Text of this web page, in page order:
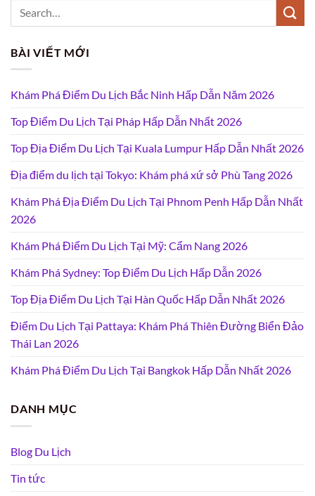
BÀI VIẾT MỚI
Khám Phá Điểm Du Lịch Bắc Ninh Hấp Dẫn Năm 2026
Top Điểm Du Lịch Tại Pháp Hấp Dẫn Nhất 2026
Top Địa Điểm Du Lịch Tại Kuala Lumpur Hấp Dẫn Nhất 2026
Địa điểm du lịch tại Tokyo: Khám phá xứ sở Phù Tang 2026
Khám Phá Địa Điểm Du Lịch Tại Phnom Penh Hấp Dẫn Nhất
2026
Khám Phá Điểm Du Lịch Tại Mỹ: Cẩm Nang 2026
Khám Phá Sydney: Top Điểm Du Lịch Hấp Dẫn 2026
Top Địa Điểm Du Lịch Tại Hàn Quốc Hấp Dẫn Nhất 2026
Điểm Du Lịch Tại Pattaya: Khám Phá Thiên Đường Biển Đảo
Thái Lan 2026
Khám Phá Điểm Du Lịch Tại Bangkok Hấp Dẫn Nhất 2026
DANH MỤC
Blog Du Lịch
Tin tức